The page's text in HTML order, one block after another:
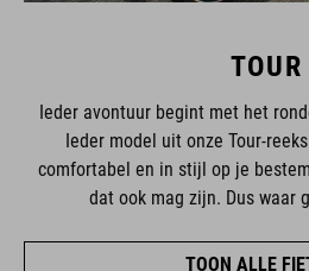
TOUR
Ieder avontuur begint met het
Ieder model uit onze Tour-
comfortabel en in stijl op je
dat ook mag zijn. Dus waar
TOON ALLE